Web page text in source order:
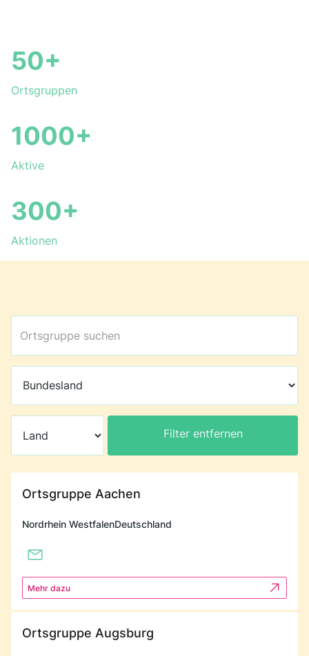
50+
Ortsgruppen
1000+
Aktive
300+
Aktionen
Filter entfernen
Ortsgruppe Aachen
Nordrhein WestfalenDeutschland
Mehr dazu
Ortsgruppe Augsburg